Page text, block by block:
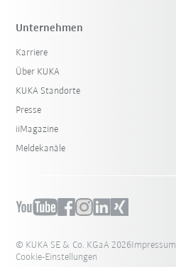
Unternehmen
Karriere
Über KUKA
KUKA Standorte
Presse
iiMagazine
Meldekanäle
© KUKA SE & Co. KGaA 2026Impressum
Cookie-Einstellungen